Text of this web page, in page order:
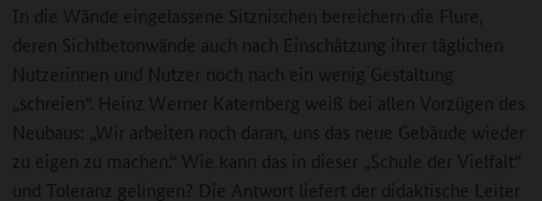
In die Wände eingelassene Sitznischen bereichern die Flure,
deren Sichtbetonwände auch nach Einschätzung ihrer täglichen
Nutzerinnen und Nutzer noch nach ein wenig Gestaltung
„schreien“. Heinz Werner Katernberg weiß bei allen Vorzügen des
Neubaus: „Wir arbeiten noch daran, uns das neue Gebäude wieder
zu eigen zu machen.“ Wie kann das in dieser „Schule der Vielfalt“
und Toleranz gelingen? Die Antwort liefert der didaktische Leiter